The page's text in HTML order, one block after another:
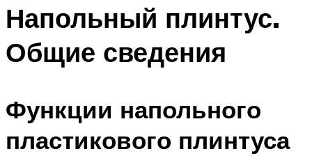
Напольный плинтус.
Общие сведения
Функции напольного
пластикового плинтуса